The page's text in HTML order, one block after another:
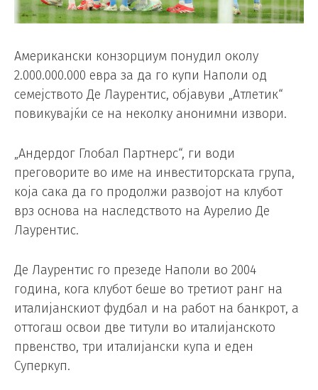
Американски конзорциум понудил околу
2.000.000.000 евра за да го купи Наполи од
семејството Де Лаурентис, објавуви „Атлетик“
повикувајќи се на неколку анонимни извори.
„Андердог Глобал Партнерс“, ги води
преговорите во име на инвеститорската група,
која сака да го продолжи развојот на клубот
врз основа на наследството на Аурелио Де
Лаурентис.
Де Лаурентис го презеде Наполи во 2004
година, кога клубот беше во третиот ранг на
италијанскиот фудбал и на работ на банкрот, а
оттогаш освои две титули во италијанското
првенство, три италијански купа и еден
Суперкуп.